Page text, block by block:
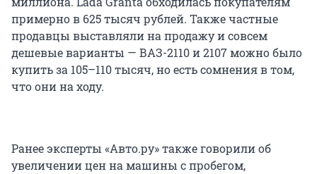
примерно в 625 тысяч рублей. Также частные
продавцы выставляли на продажу и совсем
дешевые варианты — ВАЗ-2110 и 2107 можно было
купить за 105–110 тысяч, но есть сомнения в том,
что они на ходу.
Ранее эксперты «Авто.ру» также говорили об
увеличении цен на машины с пробегом,